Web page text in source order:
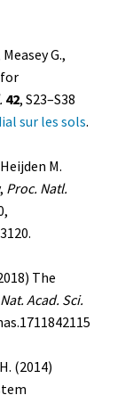
G.,
42, S23–S38
sur les sols.
M.
Proc. Natl.
The
Acad. Sci.
(2014)